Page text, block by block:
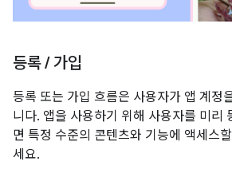
등록/가입
등록 또는 가입 흐름은 사용자가 앱 계정
니다. 앱을 사용하기 위해 사용자를 미리
면 특정 수준의 콘텐츠와 기능에 액세스
세요.